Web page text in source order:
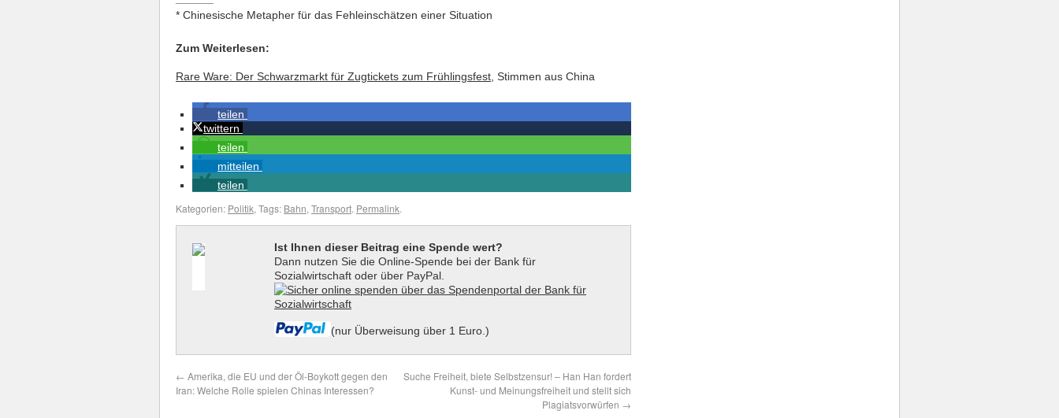
* Chinesische Metapher für das Fehleinschätzen einer Situation
Zum Weiterlesen:
Rare Ware: Der Schwarzmarkt für Zugtickets zum Frühlingsfest, Stimmen aus China
teilen
twittern
teilen
mitteilen
teilen
Kategorien: Politik, Tags: Bahn, Transport. Permalink.
Ist Ihnen dieser Beitrag eine Spende wert?
Dann nutzen Sie die Online-Spende bei der Bank für
Sozialwirtschaft oder über PayPal.
(nur Überweisung über 1 Euro.)
← Amerika, die EU und der Öl-Boykott gegen den
Iran: Welche Rolle spielen Chinas Interessen?
Suche Freiheit, biete Selbstzensur! – Han Han fordert
Kunst- und Meinungsfreiheit und stellt sich
Plagiatsvorwürfen →